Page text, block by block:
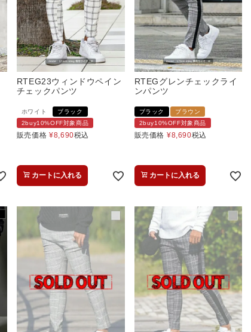
RTEG23ウィンドウペイン
チェックパンツ
ホワイト
ブラック
2buy10%OFF対象商品
販売価格 ¥8,690税込
カートに入れる
RTEGグレンチェックライ
ンパンツ
ブラック
ブラウン
2buy10%OFF対象商品
販売価格 ¥8,690税込
カートに入れる